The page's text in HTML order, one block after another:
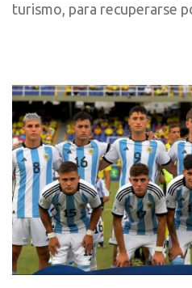
turismo, para recuperarse